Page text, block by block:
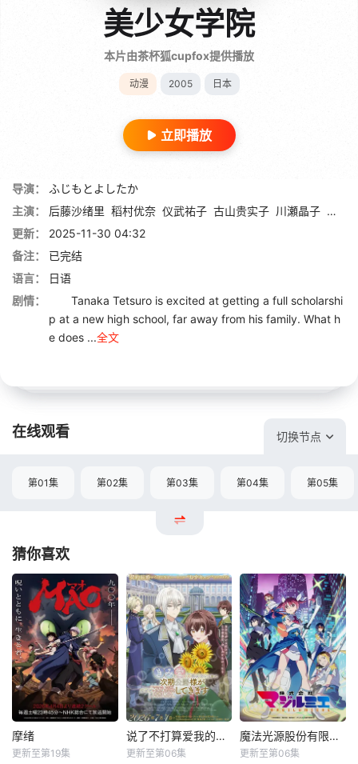
美少女学院
本片由茶杯狐cupfox提供播放
动漫 2005 日本
立即播放
导演：
ふじもとよしたか
主演：
后藤沙绪里 稻村优奈 仪武祐子 古山贵实子 川瀬晶子 伊藤
更新：
2025-11-30 04:32
备注：
已完结
语言：
日语
剧情：
Tanaka Tetsuro is excited at getting a full scholarshi
p at a new high school, far away from his family. What h
e does ...全文
在线观看 切换节点
第01集 第02集 第03集 第04集 第05集
猜你喜欢
摩绪
更新至第19集
说了不打算爱我的公爵继承人，不知为何对我宠爱有加
更新至第06集
魔法光源股份有限公司第二季
更新至第06集